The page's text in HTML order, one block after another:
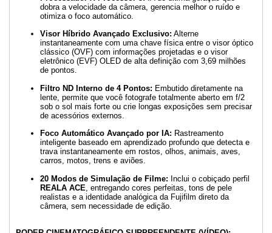
dobra a velocidade da câmera, gerencia melhor o ruído e
otimiza o foco automático.
Visor Híbrido Avançado Exclusivo: Alterne
instantaneamente com uma chave física entre o visor óptico
clássico (OVF) com informações projetadas e o visor
eletrônico (EVF) OLED de alta definição com 3,69 milhões
de pontos.
Filtro ND Interno de 4 Pontos: Embutido diretamente na
lente, permite que você fotografe totalmente aberto em f/2
sob o sol mais forte ou crie longas exposições sem precisar
de acessórios externos.
Foco Automático Avançado por IA: Rastreamento
inteligente baseado em aprendizado profundo que detecta e
trava instantaneamente em rostos, olhos, animais, aves,
carros, motos, trens e aviões.
20 Modos de Simulação de Filme: Inclui o cobiçado perfil
REALA ACE , entregando cores perfeitas, tons de pele
realistas e a identidade analógica da Fujifilm direto da
câmera, sem necessidade de edição.